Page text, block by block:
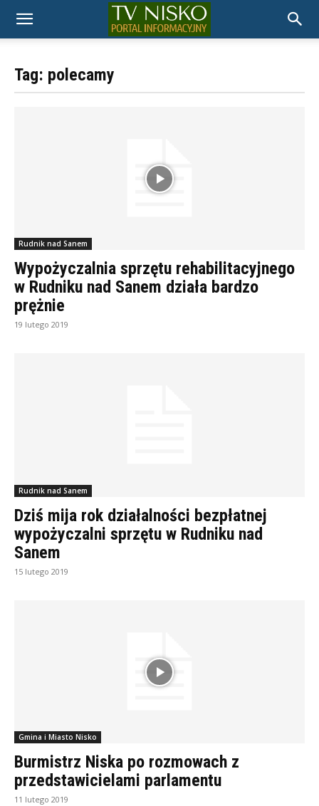
TELEWIZJA
NISKO
Tag: polecamy
Rudnik nad Sanem
Wypożyczalnia sprzętu rehabilitacyjnego
w Rudniku nad Sanem działa bardzo
prężnie
19 lutego 2019
Rudnik nad Sanem
Dziś mija rok działalności bezpłatnej
wypożyczalni sprzętu w Rudniku nad
Sanem
15 lutego 2019
Gmina i Miasto Nisko
Burmistrz Niska po rozmowach z
przedstawicielami parlamentu
11 lutego 2019